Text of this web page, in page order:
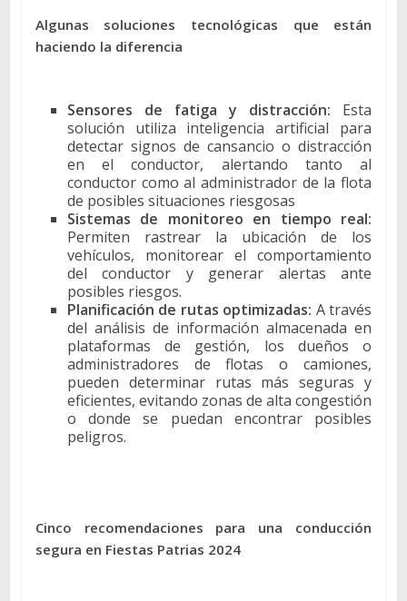
Algunas soluciones tecnológicas que están
haciendo la diferencia
Sensores de fatiga y distracción: Esta
solución utiliza inteligencia artificial para
detectar signos de cansancio o distracción
en el conductor, alertando tanto al
conductor como al administrador de la flota
de posibles situaciones riesgosas
Sistemas de monitoreo en tiempo real:
Permiten rastrear la ubicación de los
vehículos, monitorear el comportamiento
del conductor y generar alertas ante
posibles riesgos.
Planificación de rutas optimizadas: A través
del análisis de información almacenada en
plataformas de gestión, los dueños o
administradores de flotas o camiones,
pueden determinar rutas más seguras y
eficientes, evitando zonas de alta congestión
o donde se puedan encontrar posibles
peligros.
Cinco recomendaciones para una conducción
segura en Fiestas Patrias 2024